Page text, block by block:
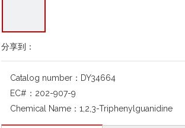
分享到：
Catalog number： DY34664
EC#： 202-907-9
Chemical Name： 1,2,3-Triphenylguanidine